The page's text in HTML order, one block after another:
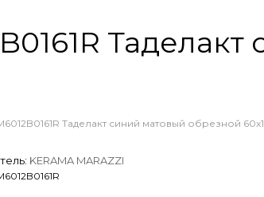
Таделакт синий матовый обрезной
KERAMA MARAZZI